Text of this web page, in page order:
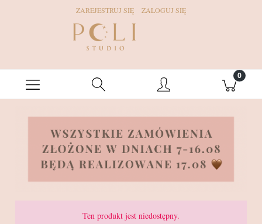
ZAREJESTRUJ SIĘ ZALOGUJ SIĘ
Ten produkt jest niedostępny.